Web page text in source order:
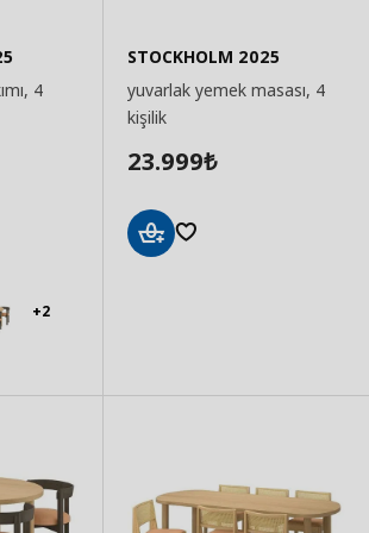
4
+2
STOCKHOLM 2025
yuvarlak yemek masası, 4
kişilik
23.999₺